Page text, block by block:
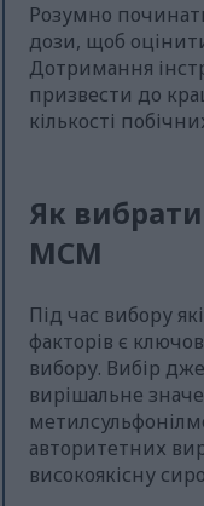
Розумно
дози, щоб
Дотримання
призвести до
кількості
Як
МСМ
Під час вибору
факторів є
вибору. Вибір
вирішальне
авторитетних
високоякісну